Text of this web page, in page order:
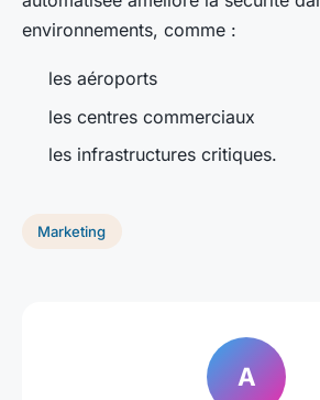
environnements, comme :
les aéroports
les centres commerciaux
les infrastructures critiques.
Marketing
A